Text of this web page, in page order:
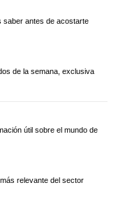
saber antes de acostarte
de la semana, exclusiva
útil sobre el mundo de
relevante del sector